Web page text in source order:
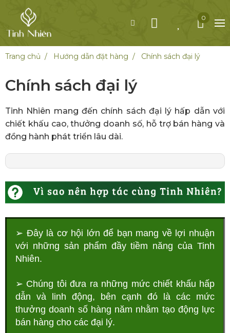
0
Trang chủ Hướng dẫn đặt hàng Chính sách đại lý
Chính sách đại lý
Tinh Nhiên mang đến chính sách đại lý hấp dẫn với
chiết khấu cao, thưởng doanh số, hỗ trợ bán hàng và
đồng hành phát triển lâu dài.
➢ Đây là cơ hội lớn để bạn mang về lợi nhuận
với những sản phẩm đầy tiềm năng của Tinh
Nhiên.
➢ Chúng tôi đưa ra những mức chiết khấu hấp
dẫn và linh động, bên cạnh đó là các mức
thưởng doanh số hàng năm nhằm tạo động lực
bán hàng cho các đại lý.